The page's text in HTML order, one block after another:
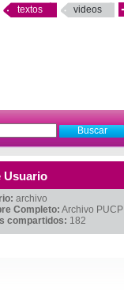
textos videos
Usuario
archivo
Completo: Archivo PUCP
compartidos: 182